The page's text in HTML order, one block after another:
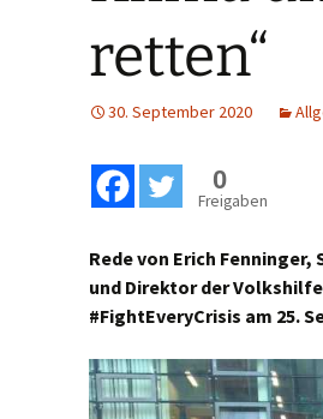
retten“
30. September 2020
0
Freigaben
Rede von Erich
und Direktor der
#FightEveryCrisis am 25.